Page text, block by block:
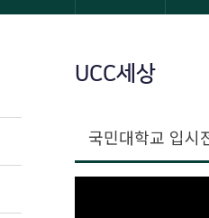
UCC세상
국민대학교 입시